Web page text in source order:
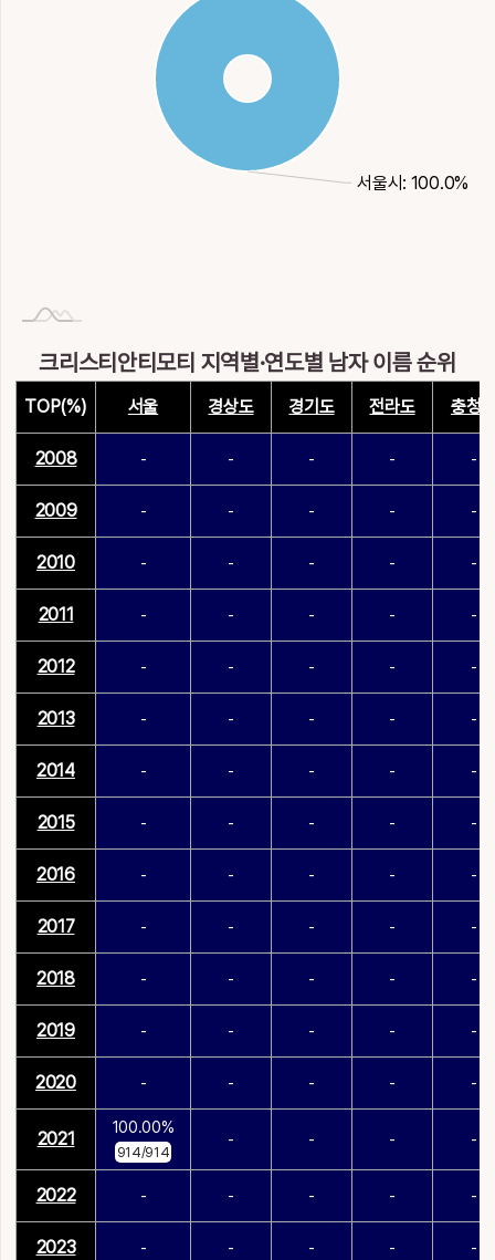
서울시: 100.0%
크리스티안티모티 지역별·연도별 남자 이름 순위
TOP(%) 서울 경상도 경기도 전라도 충청
2008 - - - - -
2009 - - - - -
2010 - - - - -
2011 - - - - -
2012 - - - - -
2013 - - - - -
2014 - - - - -
2015 - - - - -
2016 - - - - -
2017 - - - - -
2018 - - - - -
2019 - - - - -
2020 - - - - -
2021
100.00%
914/914
- - - -
2022 - - - - -
2023 - - - - -